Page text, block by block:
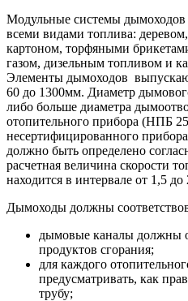
Модульные системы дымоходов
всеми видами топлива:
картоном, торфяными
газом, дизельным топливом и
Элементы дымоходов
60 до 1300мм. Диаметр
либо больше диаметра
отопительного прибора (НПБ
несертифицированного
должно быть определено
расчетная величина скорости
находится в интервале от 1,5
Дымоходы должны
дымовые каналы должны
продуктов сгорания;
для каждого
предусматривать, как
трубу;